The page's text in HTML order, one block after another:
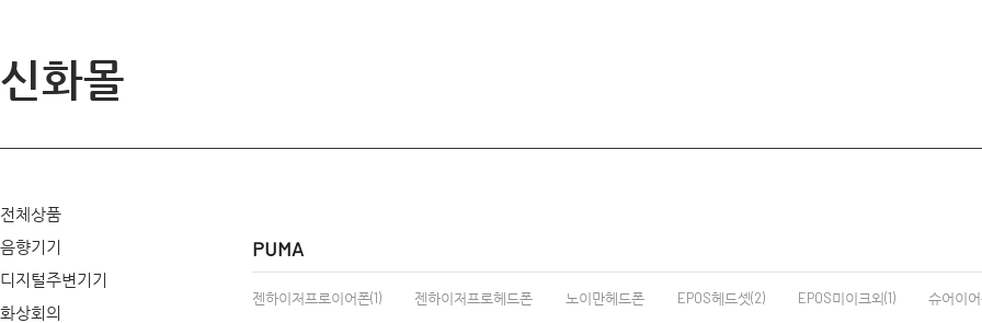
신화몰
전체상품
음향기기
디지털주변기기
화상회의
PUMA
젠하이저프로이어폰(1) 젠하이저프로헤드폰 노이만헤드폰 EPOS헤드셋(2) EPOS미이크외(1) 슈어이어